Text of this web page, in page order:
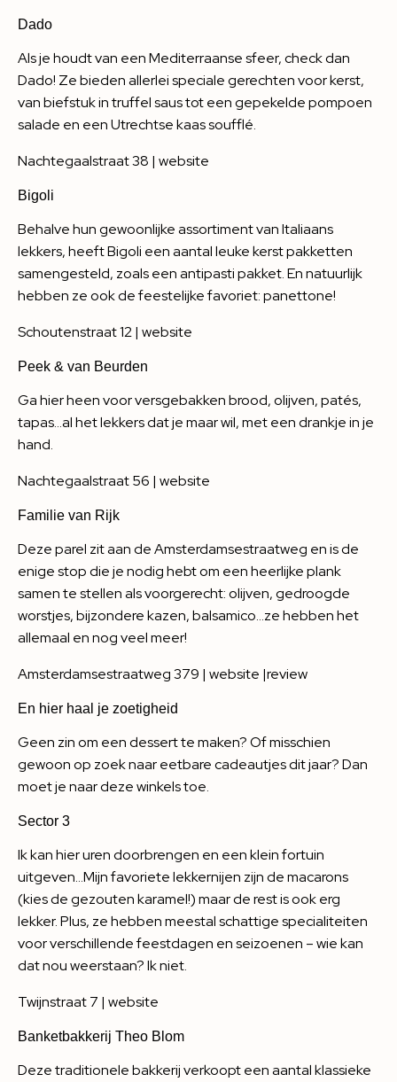
Dado
Als je houdt van een Mediterraanse sfeer, check dan
Dado! Ze bieden allerlei speciale gerechten voor kerst,
van biefstuk in truffel saus tot een gepekelde pompoen
salade en een Utrechtse kaas soufflé.
Nachtegaalstraat 38 | website
Bigoli
Behalve hun gewoonlijke assortiment van Italiaans
lekkers, heeft Bigoli een aantal leuke kerst pakketten
samengesteld, zoals een antipasti pakket. En natuurlijk
hebben ze ook de feestelijke favoriet: panettone!
Schoutenstraat 12 | website
Peek & van Beurden
Ga hier heen voor versgebakken brood, olijven, patés,
tapas…al het lekkers dat je maar wil, met een drankje in je
hand.
Nachtegaalstraat 56 | website
Familie van Rijk
Deze parel zit aan de Amsterdamsestraatweg en is de
enige stop die je nodig hebt om een heerlijke plank
samen te stellen als voorgerecht: olijven, gedroogde
worstjes, bijzondere kazen, balsamico…ze hebben het
allemaal en nog veel meer!
Amsterdamsestraatweg 379 | website |review
En hier haal je zoetigheid
Geen zin om een dessert te maken? Of misschien
gewoon op zoek naar eetbare cadeautjes dit jaar? Dan
moet je naar deze winkels toe.
Sector 3
Ik kan hier uren doorbrengen en een klein fortuin
uitgeven…Mijn favoriete lekkernijen zijn de macarons
(kies de gezouten karamel!) maar de rest is ook erg
lekker. Plus, ze hebben meestal schattige specialiteiten
voor verschillende feestdagen en seizoenen – wie kan
dat nou weerstaan? Ik niet.
Twijnstraat 7 | website
Banketbakkerij Theo Blom
Deze traditionele bakkerij verkoopt een aantal klassieke